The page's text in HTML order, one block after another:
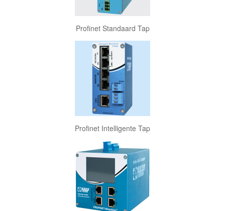
Profinet Standaard Tap
Profinet Intelligente Tap